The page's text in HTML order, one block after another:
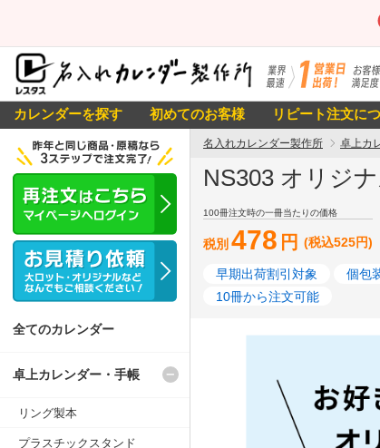
カレンダーを探す 初めてのお客様 リピート注文に
名入れカレンダー製作所 卓上カ
NS303 オリジ
100冊注文時の一冊当たりの価格
税別478 円 (税込525円)
早期出荷割引対象 個包
10冊から注文可能
全てのカレンダー
卓上カレンダー・手帳
リング製本
プラスチックスタンド